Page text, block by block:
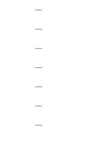
―
―
―
―
―
―
―